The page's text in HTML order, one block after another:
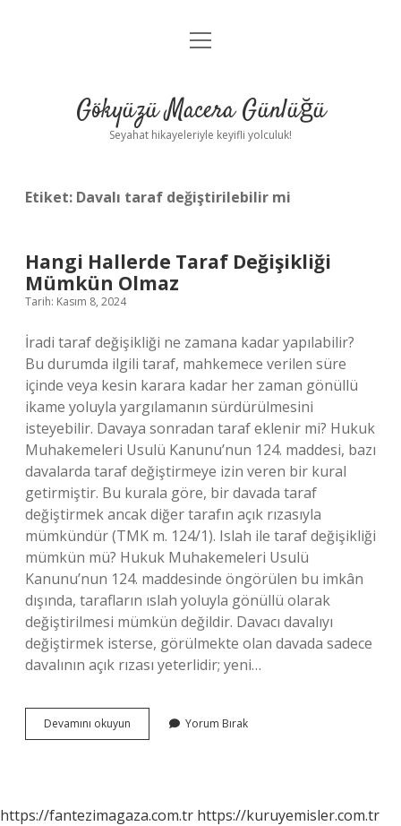
Anasayfa
Yasal Uyarı
menüyü
Gökyüzü Macera Günlüğü
Seyahat hikayeleriyle keyifli yolculuk!
Etiket: Davalı taraf değiştirilebilir mi
Hangi Hallerde Taraf Değişikliği
Mümkün Olmaz
Tarih: Kasım 8, 2024
İradi taraf değişikliği ne zamana kadar yapılabilir?
Bu durumda ilgili taraf, mahkemece verilen süre
içinde veya kesin karara kadar her zaman gönüllü
ikame yoluyla yargılamanın sürdürülmesini
isteyebilir. Davaya sonradan taraf eklenir mi? Hukuk
Muhakemeleri Usulü Kanunu’nun 124. maddesi, bazı
davalarda taraf değiştirmeye izin veren bir kural
getirmiştir. Bu kurala göre, bir davada taraf
değiştirmek ancak diğer tarafın açık rızasıyla
mümkündür (TMK m. 124/1). Islah ile taraf değişikliği
mümkün mü? Hukuk Muhakemeleri Usulü
Kanunu’nun 124. maddesinde öngörülen bu imkân
dışında, tarafların ıslah yoluyla gönüllü olarak
değiştirilmesi mümkün değildir. Davacı davalıyı
değiştirmek isterse, görülmekte olan davada sadece
davalının açık rızası yeterlidir; yeni…
Devamını okuyun
Hallerde
Yorum Bırak
https://fantezimagaza.com.tr https://kuruyemisler.com.tr